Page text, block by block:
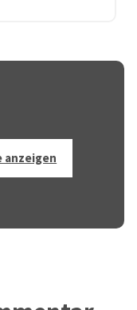
anzeigen